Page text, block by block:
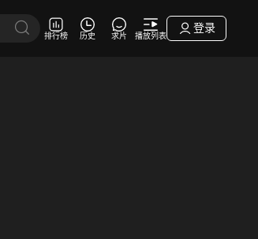
排行榜 历史 求片 播放列表
登录